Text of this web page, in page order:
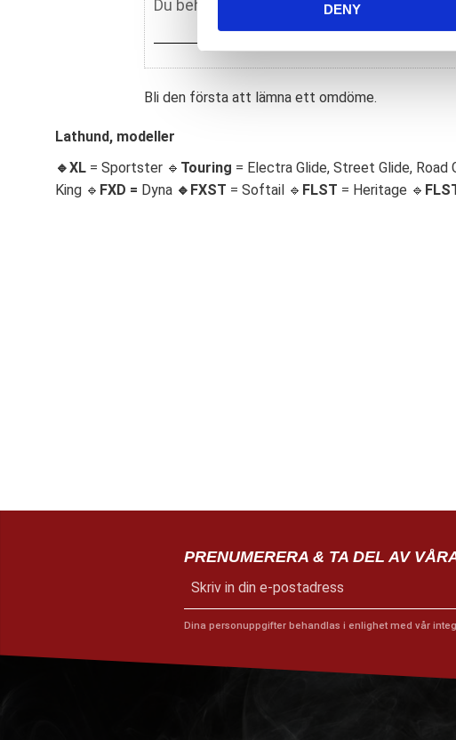
e
e
o
DENY
Bli den första att lämna ett omdöme.
Lathund, modeller
🔹XL = Sportster 🔹 Touring = Electra Glide, Street Glide, Road
King 🔹 FXD = Dyna 🔹 FXST = Softail 🔹 FLST = Heritage 🔹
PRENUMERERA & TA DEL AV
Dina personuppgifter behandlas i enlighet med vår